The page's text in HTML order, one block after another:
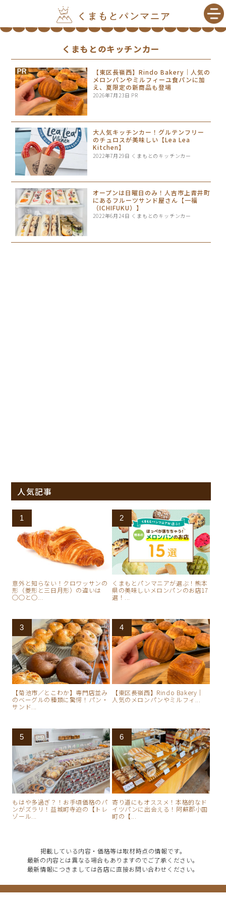
くまもとのキッチンカー
【東区長嶺西】Rindo Bakery｜人気の
メロンパンやミルフィーユ食パンに加
え、夏限定の新商品も登場
2026年7月23日 PR
大人気キッチンカー！グルテンフリー
のチュロスが美味しい【Lea Lea
Kitchen】
2022年7月29日 くまもとのキッチンカー
オープンは日曜日のみ！人吉市上青井町
にあるフルーツサンド屋さん【一福
（ICHIFUKU）】
2022年6月24日 くまもとのキッチンカー
人気記事
意外と知らない！クロワッサンの
形（菱形と三日月形）の違いは
○○と○...
くまもとパンマニアが選ぶ！熊本
県の美味しいメロンパンのお店17
選！...
【菊池市／とこわか】専門店並み
のベーグルの種類に驚愕！パン・
サンド...
【東区長嶺西】Rindo Bakery｜
人気のメロンパンやミルフィ...
もはや多過ぎ？！お手頃価格のパ
ンがズラリ！益城町寺迫の【トレ
ゾール...
寄り道にもオススメ！本格的なド
イツパンに出会える！阿蘇郡小国
町の【...
掲載している内容・価格等は取材時点の情報です。
最新の内容とは異なる場合もありますのでご了承ください。
最新情報につきましては各店に直接お問い合わせください。